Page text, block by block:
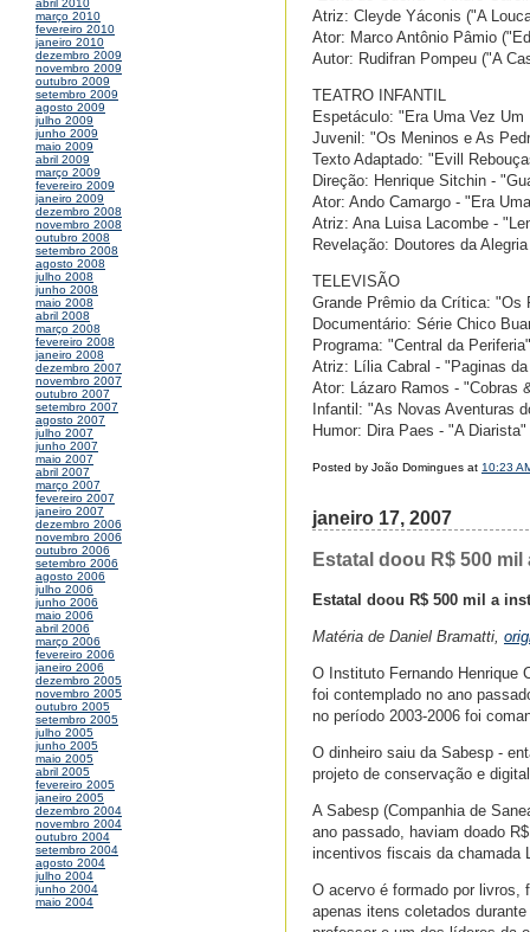
abril 2010
março 2010
fevereiro 2010
janeiro 2010
dezembro 2009
novembro 2009
outubro 2009
setembro 2009
agosto 2009
julho 2009
junho 2009
maio 2009
abril 2009
março 2009
fevereiro 2009
janeiro 2009
dezembro 2008
novembro 2008
outubro 2008
setembro 2008
agosto 2008
julho 2008
junho 2008
maio 2008
abril 2008
março 2008
fevereiro 2008
janeiro 2008
dezembro 2007
novembro 2007
outubro 2007
setembro 2007
agosto 2007
julho 2007
junho 2007
maio 2007
abril 2007
março 2007
fevereiro 2007
janeiro 2007
dezembro 2006
novembro 2006
outubro 2006
setembro 2006
agosto 2006
julho 2006
junho 2006
maio 2006
abril 2006
março 2006
fevereiro 2006
janeiro 2006
dezembro 2005
novembro 2005
outubro 2005
setembro 2005
julho 2005
junho 2005
maio 2005
abril 2005
fevereiro 2005
janeiro 2005
dezembro 2004
novembro 2004
outubro 2004
setembro 2004
agosto 2004
julho 2004
junho 2004
maio 2004
Atriz: Cleyde Yáconis ("A
Ator: Marco Antônio Pâmio
Autor: Rudifran Pompeu ("A
TEATRO INFANTIL
Espetáculo: "Era Uma Vez
Juvenil: "Os Meninos e As
Texto Adaptado: "Evill
Direção: Henrique Sitchin -
Ator: Ando Camargo - "Era
Atriz: Ana Luisa Lacombe -
Revelação: Doutores da
TELEVISÃO
Grande Prêmio da Crítica: "Os
Documentário: Série Chico
Programa: "Central da
Atriz: Lília Cabral - "Paginas
Ator: Lázaro Ramos - "Cobras
Infantil: "As Novas Aventuras
Humor: Dira Paes - "A Diarista"
Posted by João Domingues at 10:23
janeiro 17, 2007
Estatal doou R$ 500
Estatal doou R$ 500 mil a
Matéria de Daniel Bramatti,
O Instituto Fernando Henrique
foi contemplado no ano
no período 2003-2006 foi
O dinheiro saiu da Sabesp -
projeto de conservação e
A Sabesp (Companhia de
ano passado, haviam doado
incentivos fiscais da chamada
O acervo é formado por livros,
apenas itens coletados